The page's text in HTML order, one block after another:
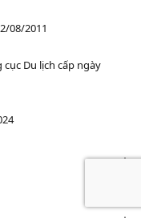
08/2011
cục Du lịch cấp ngày